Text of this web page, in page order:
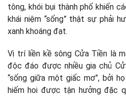
tông, khói bụi thành phố khiến
khái niệm “sống” thật sự phải
xanh khoáng đạt.
Vị trí liền kề sông Cửa Tiền là
độc đáo được nhiều gia chủ
“sống giữa một giấc mơ”, bởi
hiếm hoi được tận hưởng đặc